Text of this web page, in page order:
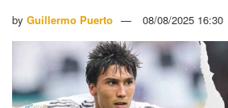
by Guillermo Puerto 08/08/2025 16:30